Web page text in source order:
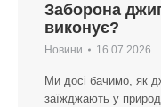
Заборона
виконує?
Новини 16.07.2026
Ми досі бачимо, як
заїжджають у